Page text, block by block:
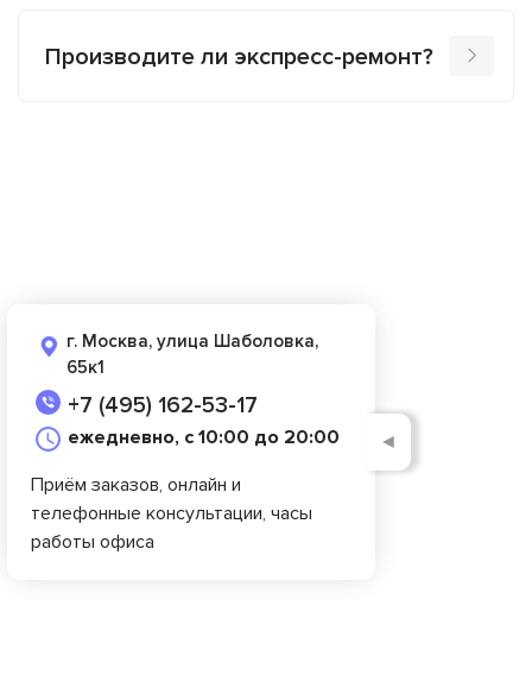
Производите ли экспресс-ремонт?
г. Москва, улица Шаболовка,
65к1
+7 (495) 162-53-17
ежедневно, с 10:00 до 20:00
Приём заказов, онлайн и
телефонные консультации, часы
работы офиса
◄